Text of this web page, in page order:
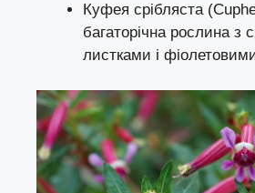
Куфея срібляста
багаторічна рослина з
листками і